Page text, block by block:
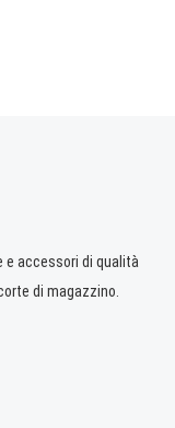
e accessori di qualità
di magazzino.